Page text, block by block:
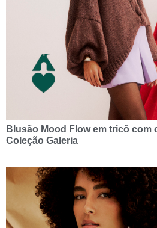
Blusão Mood Flow em tricô com
Coleção Galeria